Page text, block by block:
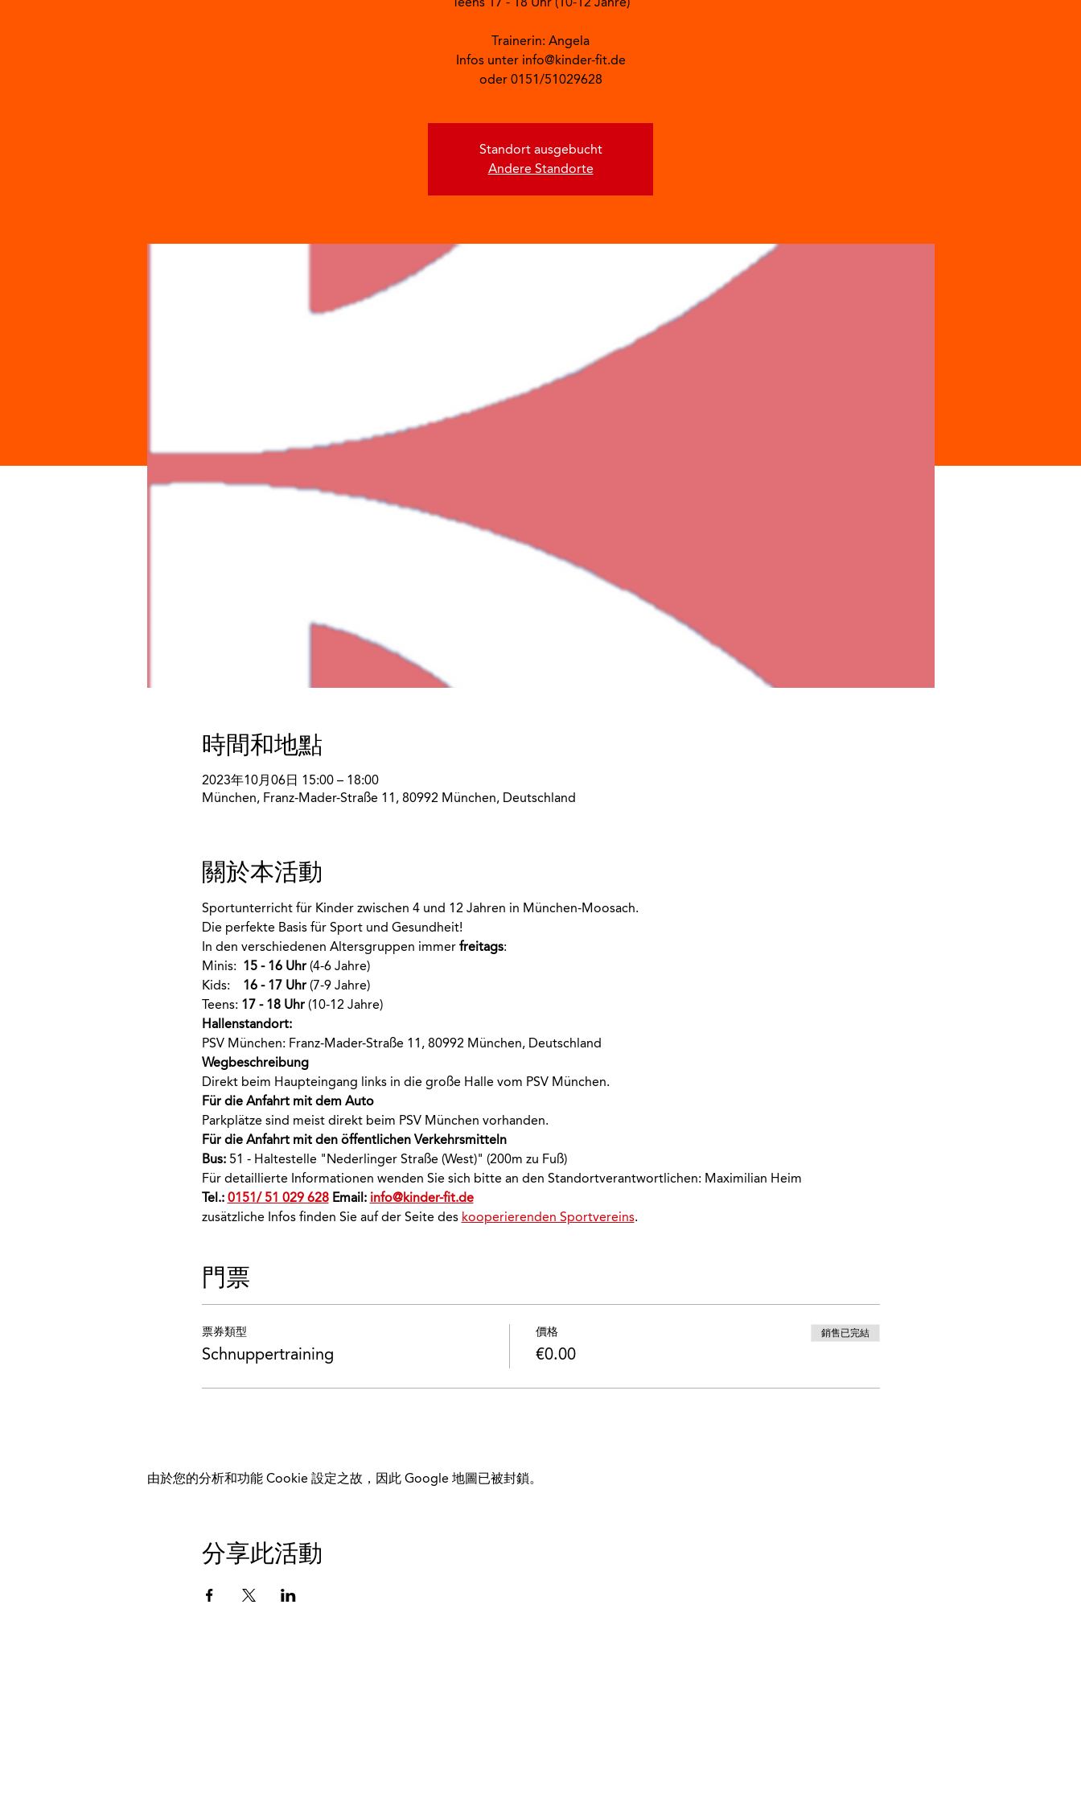
Trainerin: Angela
Infos unter info@kinder-fit.de
oder 0151/51029628
Standort ausgebucht
Andere Standorte
時間和地點
2023年10月06日 15:00 – 18:00
München, Franz-Mader-Straße 11, 80992 München, Deutschland
關於本活動
Sportunterricht für Kinder zwischen 4 und 12 Jahren in München-Moosach.
Die perfekte Basis für Sport und Gesundheit!
In den verschiedenen Altersgruppen immer freitags:
Minis: 15 - 16 Uhr (4-6 Jahre)
Kids: 16 - 17 Uhr (7-9 Jahre)
Teens: 17 - 18 Uhr (10-12 Jahre)
Hallenstandort:
PSV München: Franz-Mader-Straße 11, 80992 München, Deutschland
Wegbeschreibung
Direkt beim Haupteingang links in die große Halle vom PSV München.
Für die Anfahrt mit dem Auto
Parkplätze sind meist direkt beim PSV München vorhanden.
Für die Anfahrt mit den öffentlichen Verkehrsmitteln
Bus: 51 - Haltestelle "Nederlinger Straße (West)" (200m zu Fuß)
Für detaillierte Informationen wenden Sie sich bitte an den Standortverantwortlichen: Maximilian Heim
Tel.: 0151/ 51 029 628 Email: info@kinder-fit.de
zusätzliche Infos finden Sie auf der Seite des kooperierenden Sportvereins.
門票
票券類型
Schnuppertraining
價格
€0.00
銷售已完結
由於您的分析和功能 Cookie 設定之故，因此 Google 地圖已被封鎖。
分享此活動